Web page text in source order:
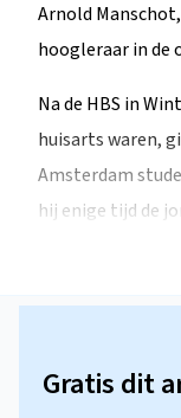
Arnold
hoogleraar in
Na de HBS in
huisarts waren,
Amsterdam
hij enige tijd de
Gratis dit